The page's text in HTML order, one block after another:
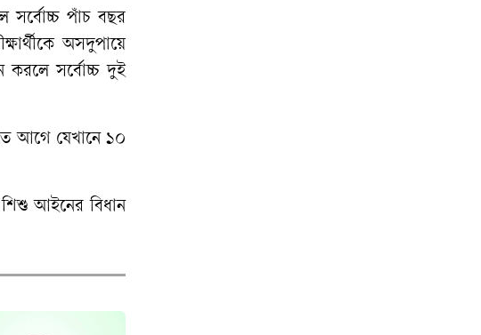
সর্বোচ্চ পাঁচ বছর
অসদুপায়ে
করলে সর্বোচ্চ দুই
আগে যেখানে ১০
আইনের বিধান